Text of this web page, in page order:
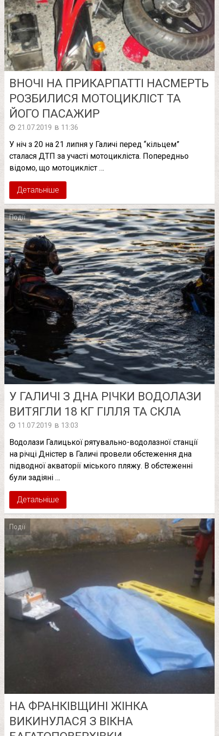
ВНОЧІ НА ПРИКАРПАТТІ НАСМЕРТЬ
РОЗБИЛИСЯ МОТОЦИКЛІСТ ТА
ЙОГО ПАСАЖИР
21.07.2019 в 11:36
У ніч з 20 на 21 липня у Галичі перед “кільцем”
сталася ДТП за участі мотоцикліста. Попередньо
відомо, що мотоцикліст …
Детальніше
Події
У ГАЛИЧІ З ДНА РІЧКИ ВОДОЛАЗИ
ВИТЯГЛИ 18 КГ ГІЛЛЯ ТА СКЛА
11.07.2019 в 13:03
Водолази Галицької рятувально-водолазної станції
на річці Дністер в Галичі провели обстеження дна
підводної акваторії міського пляжу. В обстеженні
були задіяні …
Детальніше
Події
НА ФРАНКІВЩИНІ ЖІНКА
ВИКИНУЛАСЯ З ВІКНА